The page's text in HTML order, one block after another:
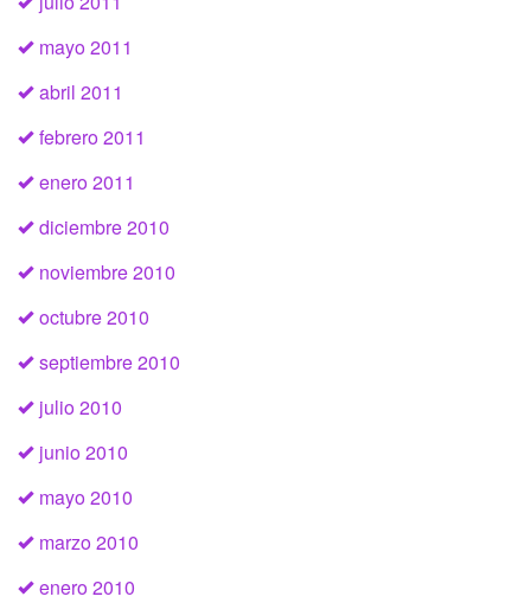
mayo 2011
abril 2011
febrero 2011
enero 2011
diciembre 2010
noviembre 2010
octubre 2010
septiembre 2010
julio 2010
junio 2010
mayo 2010
marzo 2010
enero 2010